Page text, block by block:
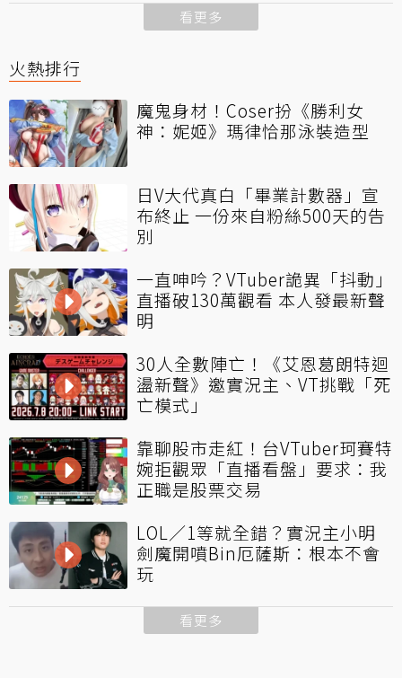
看更多
火熱排行
魔鬼身材！Coser扮《勝利女
神：妮姬》瑪律恰那泳裝造型
日V大代真白「畢業計數器」宣
布終止 一份來自粉絲500天的告
別
一直呻吟？VTuber詭異「抖動」
直播破130萬觀看 本人發最新聲
明
30人全數陣亡！《艾恩葛朗特迴
盪新聲》邀實況主、VT挑戰「死
亡模式」
靠聊股市走紅！台VTuber珂賽特
婉拒觀眾「直播看盤」要求：我
正職是股票交易
LOL／1等就全錯？實況主小明
劍魔開噴Bin厄薩斯：根本不會
玩
看更多